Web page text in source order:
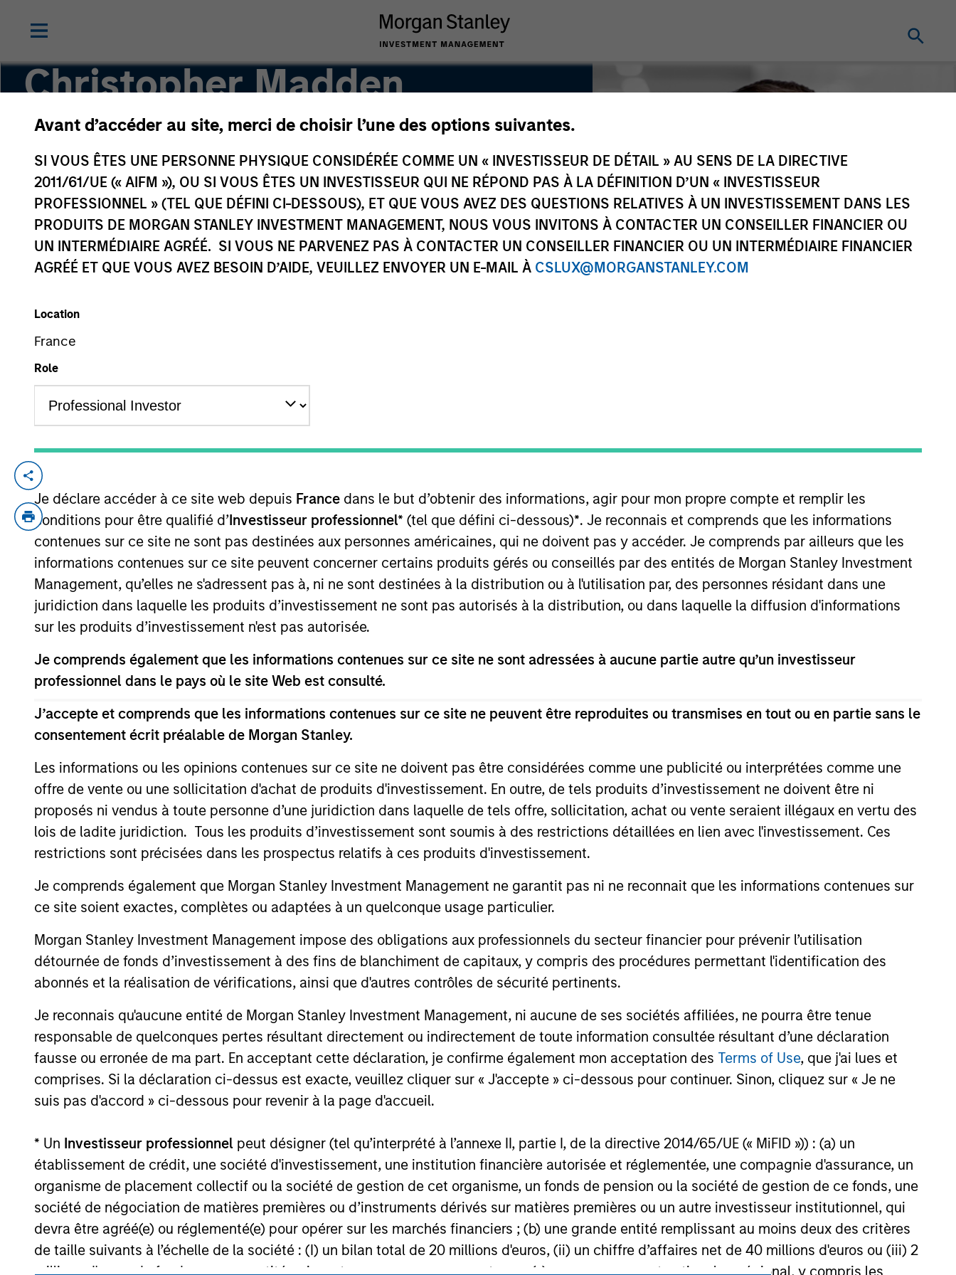
Avant d’accéder au site, merci de choisir l’une des options suivantes.
SI VOUS ÊTES UNE PERSONNE PHYSIQUE CONSIDÉRÉE COMME UN « INVESTISSEUR DE DÉTAIL » AU SENS DE LA DIRECTIVE
2011/61/UE (« AIFM »), OU SI VOUS ÊTES UN INVESTISSEUR QUI NE RÉPOND PAS À LA DÉFINITION D’UN « INVESTISSEUR
PROFESSIONNEL » (TEL QUE DÉFINI CI-DESSOUS), ET QUE VOUS AVEZ DES QUESTIONS RELATIVES À UN INVESTISSEMENT DANS LES
PRODUITS DE MORGAN STANLEY INVESTMENT MANAGEMENT, NOUS VOUS INVITONS À CONTACTER UN CONSEILLER FINANCIER OU
UN INTERMÉDIAIRE AGRÉÉ. SI VOUS NE PARVENEZ PAS À CONTACTER UN CONSEILLER FINANCIER OU UN INTERMÉDIAIRE FINANCIER
AGRÉÉ ET QUE VOUS AVEZ BESOIN D’AIDE, VEUILLEZ ENVOYER UN E-MAIL À CSLUX@MORGANSTANLEY.COM
Location
France
Role
Je déclare accéder à ce site web depuis France dans le but d’obtenir des informations, agir pour mon propre compte et remplir les
conditions pour être qualifié d’Investisseur professionnel* (tel que défini ci-dessous)*. Je reconnais et comprends que les informations
contenues sur ce site ne sont pas destinées aux personnes américaines, qui ne doivent pas y accéder. Je comprends par ailleurs que les
informations contenues sur ce site peuvent concerner certains produits gérés ou conseillés par des entités de Morgan Stanley Investment
Management, qu’elles ne s'adressent pas à, ni ne sont destinées à la distribution ou à l'utilisation par, des personnes résidant dans une
juridiction dans laquelle les produits d’investissement ne sont pas autorisés à la distribution, ou dans laquelle la diffusion d'informations
sur les produits d’investissement n'est pas autorisée.
Je comprends également que les informations contenues sur ce site ne sont adressées à aucune partie autre qu’un investisseur
professionnel dans le pays où le site Web est consulté.
J’accepte et comprends que les informations contenues sur ce site ne peuvent être reproduites ou transmises en tout ou en partie sans le
consentement écrit préalable de Morgan Stanley.
Les informations ou les opinions contenues sur ce site ne doivent pas être considérées comme une publicité ou interprétées comme une
offre de vente ou une sollicitation d'achat de produits d'investissement. En outre, de tels produits d’investissement ne doivent être ni
proposés ni vendus à toute personne d’une juridiction dans laquelle de tels offre, sollicitation, achat ou vente seraient illégaux en vertu des
lois de ladite juridiction. Tous les produits d’investissement sont soumis à des restrictions détaillées en lien avec l'investissement. Ces
restrictions sont précisées dans les prospectus relatifs à ces produits d'investissement.
Je comprends également que Morgan Stanley Investment Management ne garantit pas ni ne reconnait que les informations contenues sur
ce site soient exactes, complètes ou adaptées à un quelconque usage particulier.
Morgan Stanley Investment Management impose des obligations aux professionnels du secteur financier pour prévenir l’utilisation
détournée de fonds d’investissement à des fins de blanchiment de capitaux, y compris des procédures permettant l'identification des
abonnés et la réalisation de vérifications, ainsi que d'autres contrôles de sécurité pertinents.
Je reconnais qu'aucune entité de Morgan Stanley Investment Management, ni aucune de ses sociétés affiliées, ne pourra être tenue
responsable de quelconques pertes résultant directement ou indirectement de toute information consultée résultant d’une déclaration
fausse ou erronée de ma part. En acceptant cette déclaration, je confirme également mon acceptation des Terms of Use, que j'ai lues et
comprises. Si la déclaration ci-dessus est exacte, veuillez cliquer sur « J'accepte » ci-dessous pour continuer. Sinon, cliquez sur « Je ne
suis pas d'accord » ci-dessous pour revenir à la page d'accueil.
* Un Investisseur professionnel peut désigner (tel qu’interprété à l’annexe II, partie I, de la directive 2014/65/UE (« MiFID »)) : (a) un
établissement de crédit, une société d'investissement, une institution financière autorisée et réglementée, une compagnie d'assurance, un
organisme de placement collectif ou la société de gestion de cet organisme, un fonds de pension ou la société de gestion de ce fonds, une
société de négociation de matières premières ou d’instruments dérivés sur matières premières ou un autre investisseur institutionnel, qui
devra être agréé(e) ou réglementé(e) pour opérer sur les marchés financiers ; (b) une grande entité remplissant au moins deux des critères
de taille suivants à l’échelle de la société : (I) un bilan total de 20 millions d'euros, (ii) un chiffre d’affaires net de 40 millions d'euros ou (iii) 2
millions d'euros de fonds propres, entité agissant pour son propre compte ; ou (c) un gouvernement national ou régional, y compris les
Christopher Madden
Managing Director, Head of Applied Solutions
YEARS OF INDUSTRY EXPERIENCE
27 Years
the ESG-related investment research in addition to being a portfolio manager. He joined Calvert Research and Management in
2016. Chris began his career in the investment management industry in 1999. Before joining Calvert Research and Management,
he was a portfolio manager with Calvert Investments. Previously, he was an internal auditor at Vanguard Group. Chris earned a
B.S. in finance and a B.A. in economics from Indiana University of Pennsylvania. He is a member of the CFA Institute and CFA
Society of Washington D.C. and is a CFA charterholder.
Calvert Research and Management Team
Sustainable
Select
Strategy
The Calvert Sustainable Select Strategy is guided by Calvert's Principles of Responsible
Investing. Calvert seeks to identify and invest in companies that it believes are ESG leaders
or improvers, dedicated to capturing a more sustainable economic system.
Calvert
Diversity,
Equity and
Inclusion
Strategy
Calvert Sustainable Diversity, Equity and Inclusion Strategy is guided by Calvert’s
Principles of Responsible Investing. It seeks to invest in companies with demonstrable
leadership or meaningful improvement in having a diverse workforce and an equal and
inclusive work culture.
Calvert
Aligned
Strategy
The Calvert Climate Aligned Strategy is guided by Calvert’s Principles of Responsible Investing. It
seeks to identify companies Calvert considers climate aligned in areas that are material to the long-
term performance of a company.
May not represent all Team Members.
The information on this page is for informational purposes only. The information contained herein does not constitute and should not be construed as an
offering of advisory services or an offer to sell or a solicitation of an offer to buy any securities in any jurisdiction in which such offer or solicitation,
purchase or sale would be unlawful under the securities, insurance or other laws of such jurisdiction.
All investing involves risks, including a loss of principal.
Please refer to the strategy detail page for important information on the strategy, including additional risk considerations.
Morgan Stanley
Morgan Stanley Careers